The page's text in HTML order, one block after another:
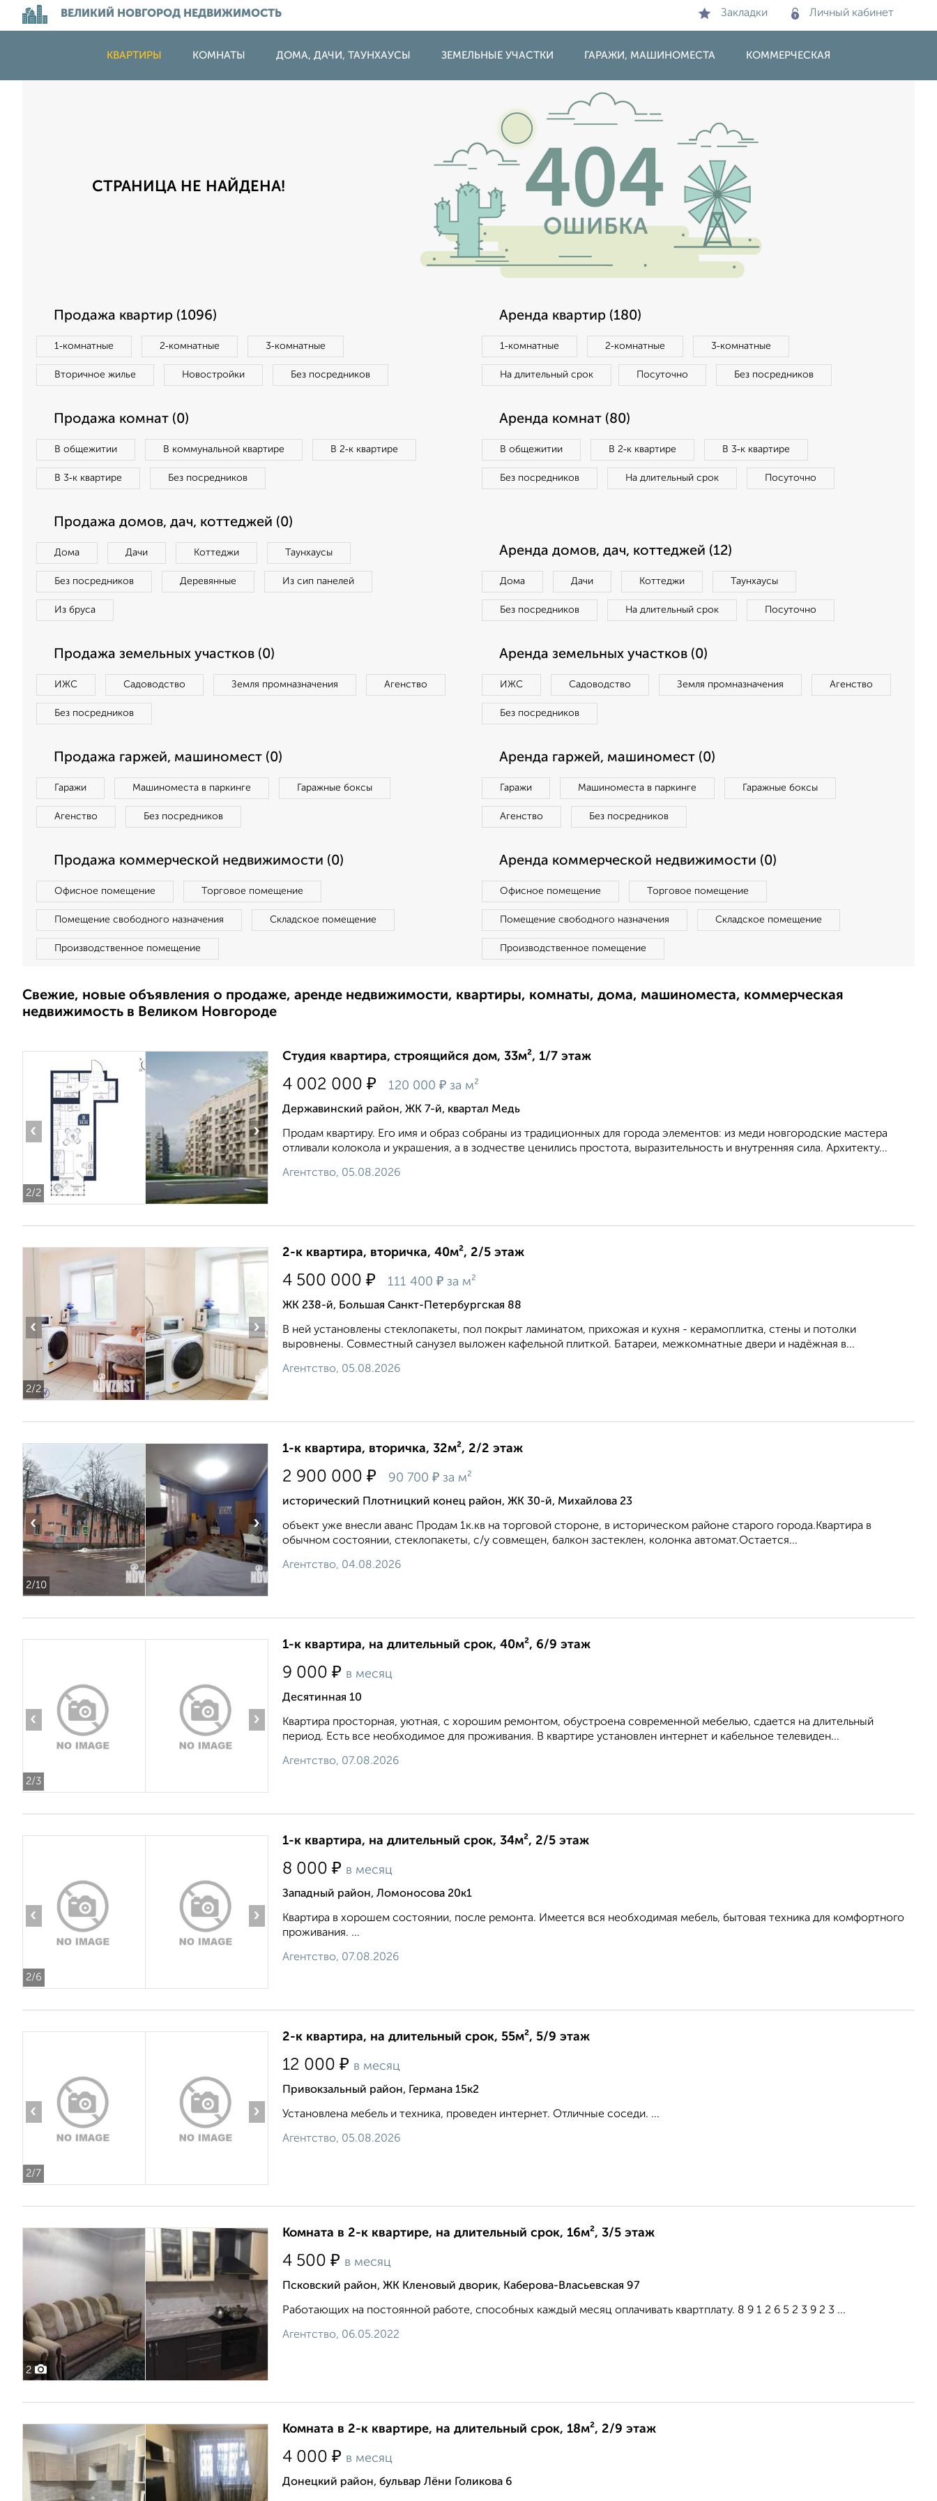
ВЕЛИКИЙ НОВГОРОД НЕДВИЖИМОСТЬ Закладки Личный кабинет
КВАРТИРЫ КОМНАТЫ ДОМА, ДАЧИ, ТАУНХАУСЫ ЗЕМЕЛЬНЫЕ УЧАСТКИ ГАРАЖИ, МАШИНОМЕСТА КОММЕРЧЕСКАЯ
СТРАНИЦА НЕ НАЙДЕНА!
Продажа квартир (1096)
1‑комнатные 2‑комнатные 3‑комнатные
Вторичное жилье Новостройки Без посредников
Аренда квартир (180)
1‑комнатные 2‑комнатные 3‑комнатные
На длительный срок Посуточно Без посредников
Продажа комнат (0)
В общежитии В коммунальной квартире В 2‑к квартире
В 3‑к квартире Без посредников
Аренда комнат (80)
В общежитии В 2‑к квартире В 3‑к квартире
Без посредников На длительный срок Посуточно
Продажа домов, дач, коттеджей (0)
Дома Дачи Коттеджи Таунхаусы
Без посредников Деревянные Из сип панелей
Из бруса
Аренда домов, дач, коттеджей (12)
Дома Дачи Коттеджи Таунхаусы
Без посредников На длительный срок Посуточно
Продажа земельных участков (0)
ИЖС Садоводство Земля промназначения Агенство
Без посредников
Аренда земельных участков (0)
ИЖС Садоводство Земля промназначения Агенство
Без посредников
Продажа гаржей, машиномест (0)
Гаражи Машиноместа в паркинге Гаражные боксы
Агенство Без посредников
Аренда гаржей, машиномест (0)
Гаражи Машиноместа в паркинге Гаражные боксы
Агенство Без посредников
Продажа коммерческой недвижимости (0)
Офисное помещение Торговое помещение
Помещение свободного назначения Складское помещение
Производственное помещение
Аренда коммерческой недвижимости (0)
Офисное помещение Торговое помещение
Помещение свободного назначения Складское помещение
Производственное помещение
Свежие, новые объявления о продаже, аренде недвижимости, квартиры, комнаты, дома, машиноместа, коммерческая
недвижимость в Великом Новгороде
2/2
‹ ›
Студия квартира, строящийся дом, 33м², 1/7 этаж
4 002 000 ₽ 120 000 ₽ за м²
Державинский район, ЖК 7-й, квартал Медь
Продам квартиру. Его имя и образ собраны из традиционных для города элементов: из меди новгородские мастера
отливали колокола и украшения, а в зодчестве ценились простота, выразительность и внутренняя сила. Архитекту...
Агентство, 05.08.2026
2/2
‹ ›
2-к квартира, вторичка, 40м², 2/5 этаж
4 500 000 ₽ 111 400 ₽ за м²
ЖК 238-й, Большая Санкт-Петербургская 88
В ней установлены стеклопакеты, пол покрыт ламинатом, прихожая и кухня - керамоплитка, стены и потолки
выровнены. Совместный санузел выложен кафельной плиткой. Батареи, межкомнатные двери и надёжная в...
Агентство, 05.08.2026
2/10
‹ ›
1-к квартира, вторичка, 32м², 2/2 этаж
2 900 000 ₽ 90 700 ₽ за м²
исторический Плотницкий конец район, ЖК 30-й, Михайлова 23
объект уже внесли аванс Продам 1к.кв на торговой стороне, в историческом районе старого города.Квартира в
обычном состоянии, стеклопакеты, с/у совмещен, балкон застеклен, колонка автомат.Остается...
Агентство, 04.08.2026
2/3
‹ ›
1-к квартира, на длительный срок, 40м², 6/9 этаж
9 000 ₽ в месяц
Десятинная 10
Квартира просторная, уютная, с хорошим ремонтом, обустроена современной мебелью, сдается на длительный
период. Есть все необходимое для проживания. В квартире установлен интернет и кабельное телевиден...
Агентство, 07.08.2026
2/6
‹ ›
1-к квартира, на длительный срок, 34м², 2/5 этаж
8 000 ₽ в месяц
Западный район, Ломоносова 20к1
Квартира в хорошем состоянии, после ремонта. Имеется вся необходимая мебель, бытовая техника для комфортного
проживания. ...
Агентство, 07.08.2026
2/7
‹ ›
2-к квартира, на длительный срок, 55м², 5/9 этаж
12 000 ₽ в месяц
Привокзальный район, Германа 15к2
Установлена мебель и техника, проведен интернет. Отличные соседи. ...
Агентство, 05.08.2026
2
Комната в 2-к квартире, на длительный срок, 16м², 3/5 этаж
4 500 ₽ в месяц
Псковский район, ЖК Кленовый дворик, Каберова-Власьевская 97
Работающих на постоянной работе, способных каждый месяц оплачивать квартплату. 8 9 1 2 6 5 2 3 9 2 3 ...
Агентство, 06.05.2022
Комната в 2-к квартире, на длительный срок, 18м², 2/9 этаж
4 000 ₽ в месяц
Донецкий район, бульвар Лёни Голикова 6